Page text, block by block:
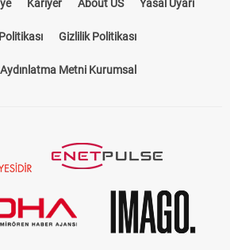
Kariyer About US Yasal Uyarı
Gizlilik Politikası
Metni Kurumsal